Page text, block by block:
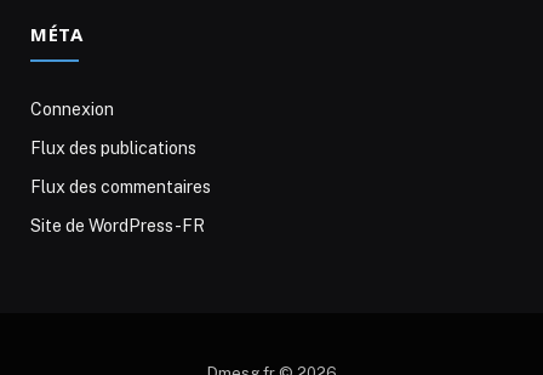
MÉTA
Connexion
Flux des publications
Flux des commentaires
Site de WordPress-FR